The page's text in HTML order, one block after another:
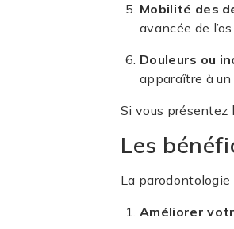
Mobilité des
avancée de
Douleurs ou
apparaître à
Si vous présentez
Les
La
Améliorer